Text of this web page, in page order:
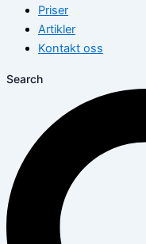
Priser
Artikler
Kontakt oss
Search